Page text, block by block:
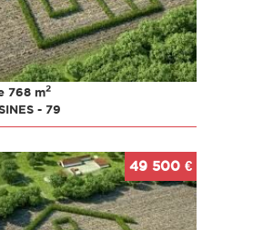
768 m2
- 79
49 500 €